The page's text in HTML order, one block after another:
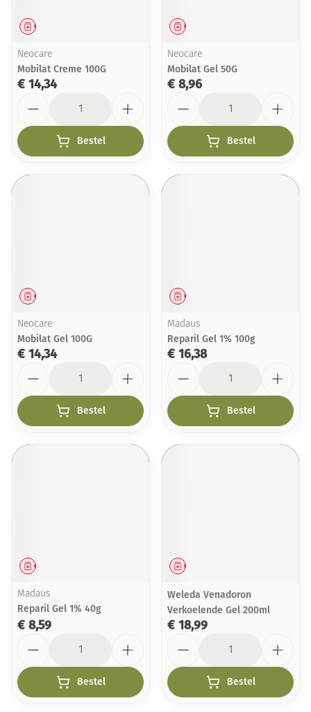
Geneesmiddel
Neocare
Mobilat Creme 100G
€ 14,34
Bestel
Geneesmiddel
Neocare
Mobilat Gel 50G
€ 8,96
Bestel
Geneesmiddel
Neocare
Mobilat Gel 100G
€ 14,34
Bestel
Geneesmiddel
Madaus
Reparil Gel 1% 100g
€ 16,38
Bestel
Geneesmiddel
Madaus
Reparil Gel 1% 40g
€ 8,59
Bestel
Geneesmiddel
Weleda Venadoron
Verkoelende Gel 200ml
€ 18,99
Bestel